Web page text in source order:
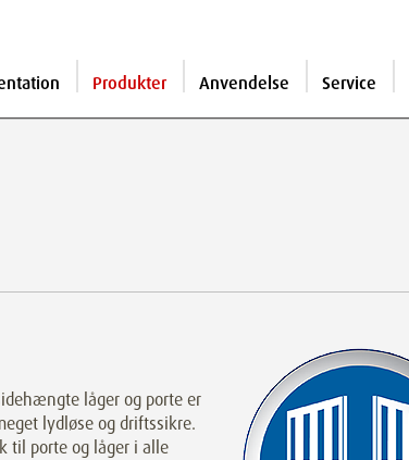
Produkter Anvendelse Service
låger og porte er
lydløse og driftssikre.
til porte og låger i alle